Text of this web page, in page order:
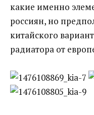
какие именно
россиян, но
китайского
радиатора от